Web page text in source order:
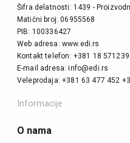
Šifra delatnosti: 1439 -
Matični broj: 06955568
PIB: 100336427
Web adresa: www.edi.rs
Kontakt telefon: +381 18 571239
E-mail adresa: info@edi.rs
Veleprodaja: +381 63 477 452
Informacije
O nama